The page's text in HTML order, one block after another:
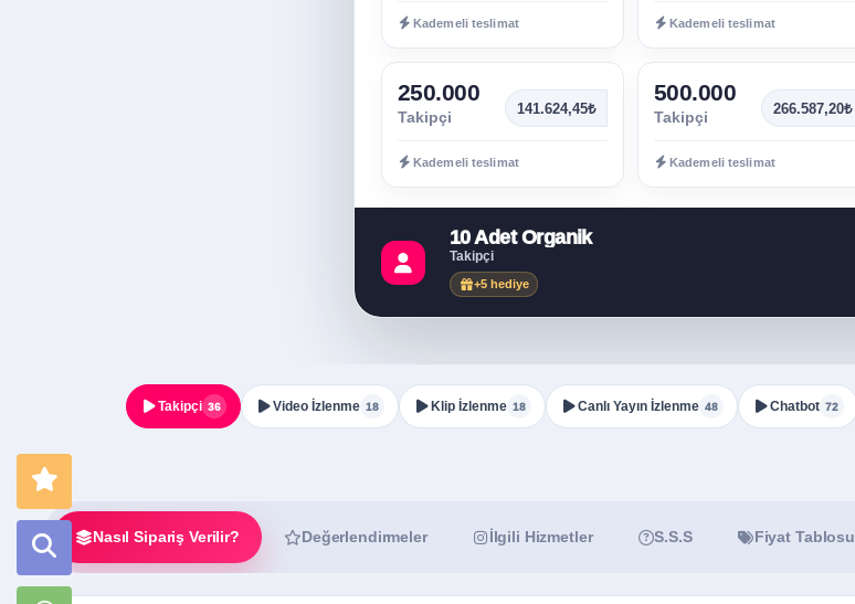
Kademeli teslimat Kademeli teslimat
250.000
Takipçi 141.624,45₺
Kademeli teslimat
500.000
Takipçi 266.587,20₺
Kademeli teslimat
10 Adet Organik
Takipçi
+5 hediye
Takipçi 36 Video İzlenme 18 Klip İzlenme 18 Canlı Yayın İzlenme 48 Chatbot 72
Nasıl Sipariş Verilir? Değerlendirmeler İlgili Hizmetler S.S.S Fiyat Tablosu